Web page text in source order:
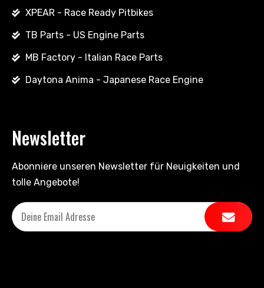
XPEAR - Race Ready Pitbikes
TB Parts - US Engine Parts
MB Factory - Italian Race Parts
Daytona Anima - Japanese Race Engine
Newsletter
Abonniere unseren Newsletter für Neuigkeiten und
tolle Angebote!